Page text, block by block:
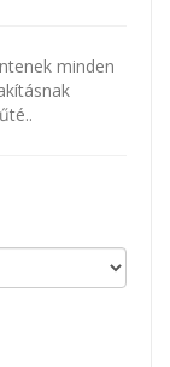
minden